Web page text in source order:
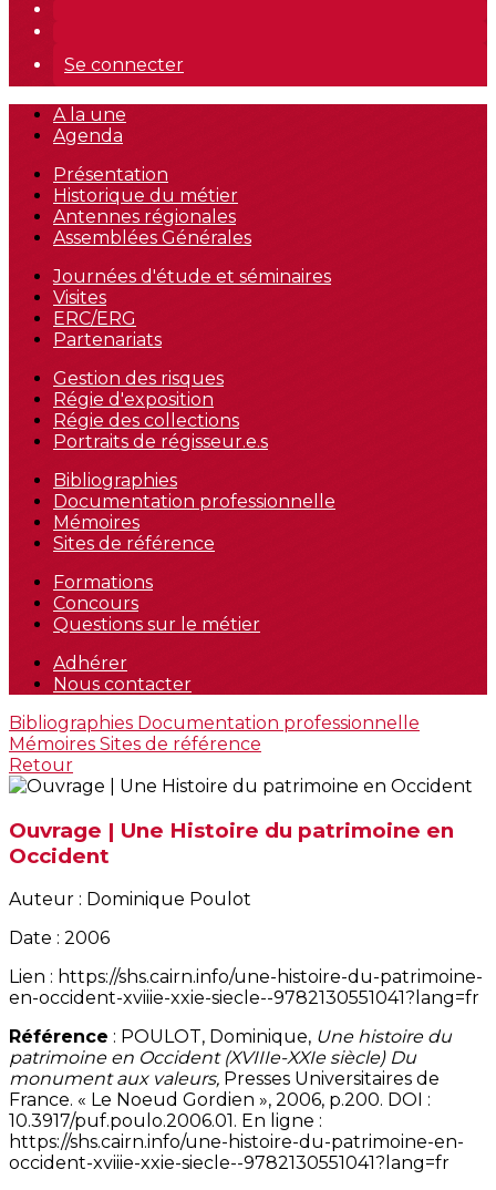
Se connecter
A la une
Agenda
Présentation
Historique du métier
Antennes régionales
Assemblées Générales
Journées d'étude et séminaires
Visites
ERC/ERG
Partenariats
Gestion des risques
Régie d'exposition
Régie des collections
Portraits de régisseur.e.s
Bibliographies
Documentation professionnelle
Mémoires
Sites de référence
Formations
Concours
Questions sur le métier
Adhérer
Nous contacter
Bibliographies Documentation professionnelle
Mémoires Sites de référence
Retour
Ouvrage | Une Histoire du patrimoine en
Occident
Auteur : Dominique Poulot
Date : 2006
Lien : https://shs.cairn.info/une-histoire-du-patrimoine-
en-occident-xviiie-xxie-siecle--9782130551041?lang=fr
Référence : POULOT, Dominique, Une histoire du
patrimoine en Occident (XVIIIe-XXIe siècle) Du
monument aux valeurs, Presses Universitaires de
France. « Le Noeud Gordien », 2006, p.200. DOI :
10.3917/puf.poulo.2006.01. En ligne :
https://shs.cairn.info/une-histoire-du-patrimoine-en-
occident-xviiie-xxie-siecle--9782130551041?lang=fr